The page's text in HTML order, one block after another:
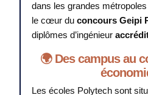
dans les grandes
le cœur duconcours Geipi
diplômes d’ingénieur
🌍 Des campus au
Les écoles Polytech sont